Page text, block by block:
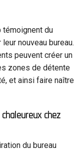
témoignent du
nouveau bureau.
peuvent créer un
zones de détente
et ainsi faire naître
chez
du bureau